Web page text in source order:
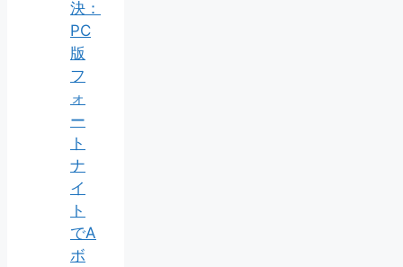
決：
PC
版
フ
ォ
ー
ト
ナ
イ
ト
でA
ボ